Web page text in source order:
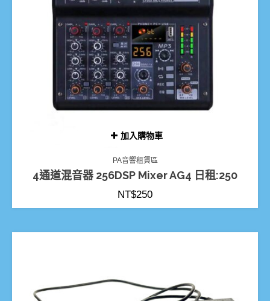
加入購物車
PA音響租賃區
4通道混音器 256DSP Mixer AG4 日租:250
NT$250